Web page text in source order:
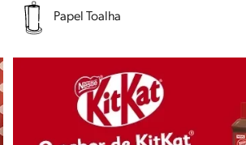
Papel Toalha